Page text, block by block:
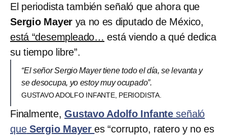
El periodista también señaló que ahora que
Sergio Mayer ya no es diputado de México,
está “desempleado… está viendo a qué dedica
su tiempo libre”.
“El señor Sergio Mayer tiene todo el día, se levanta y
se desocupa, yo estoy muy ocupado”.
GUSTAVO ADOLFO INFANTE, PERIODISTA.
Finalmente,Gustavo Adolfo Infante señaló
queSergio Mayer es “corrupto, ratero y no es